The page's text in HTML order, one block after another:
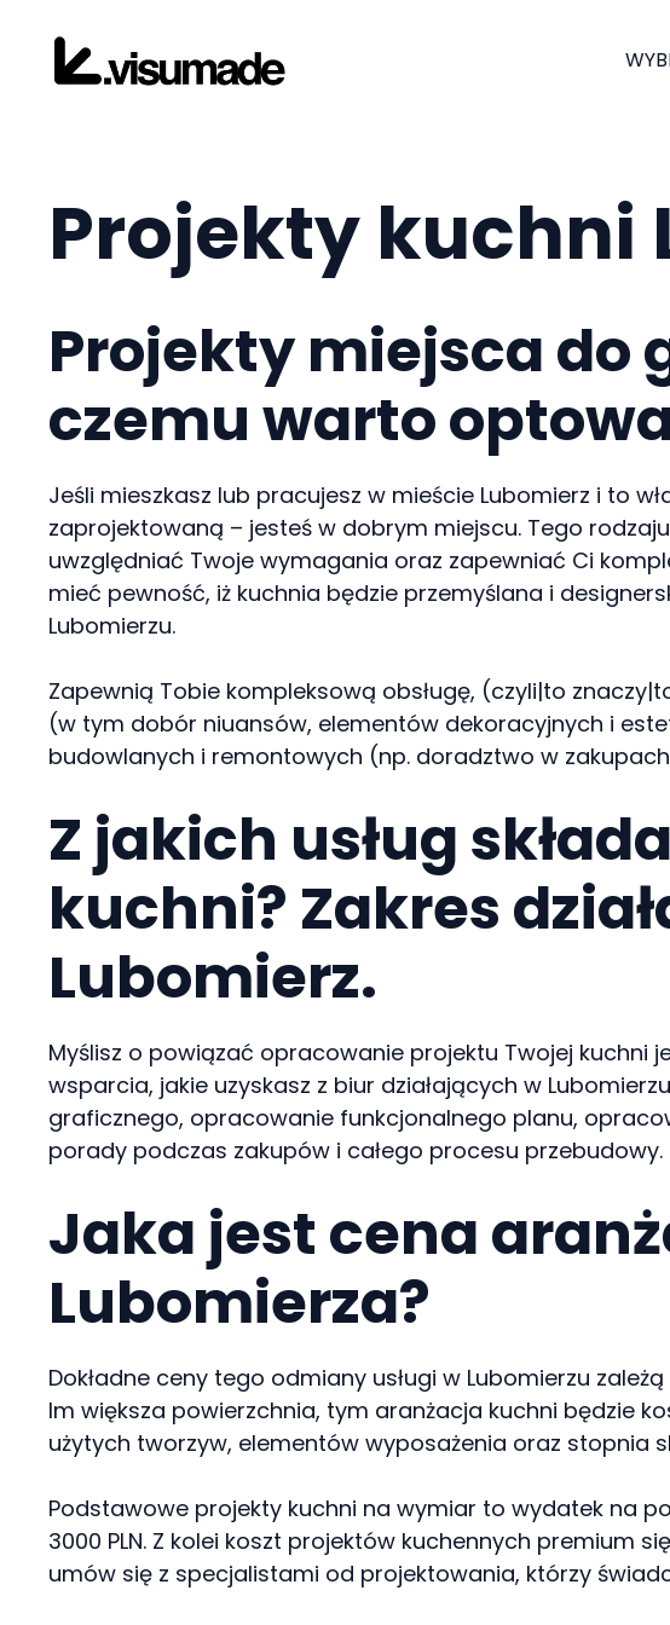
treści
Projekty kuchni
Projekty miejsca do
czemu warto
Jeśli mieszkasz lub pracujesz w mieście Lubomierz i to
zaprojektowaną – jesteś w dobrym miejscu. Tego
uwzględniać Twoje wymagania oraz zapewniać Ci
mieć pewność, iż kuchnia będzie przemyślana i
Lubomierzu.
Zapewnią Tobie kompleksową obsługę, (czyli|to
(w tym dobór niuansów, elementów dekoracyjnych i
budowlanych i remontowych (np. doradztwo w
Z jakich usług
kuchni? Zakres
Lubomierz.
Myślisz o powiązać opracowanie projektu Twojej kuchni
wsparcia, jakie uzyskasz z biur działających w
graficznego, opracowanie funkcjonalnego planu,
porady podczas zakupów i całego procesu przebudowy.
Jaka jest cena
Lubomierza?
Dokładne ceny tego odmiany usługi w Lubomierzu
Im większa powierzchnia, tym aranżacja kuchni będzie
użytych tworzyw, elementów wyposażenia oraz stopnia
Podstawowe projekty kuchni na wymiar to wydatek na
3000 PLN. Z kolei koszt projektów kuchennych premium
umów się z specjalistami od projektowania, którzy